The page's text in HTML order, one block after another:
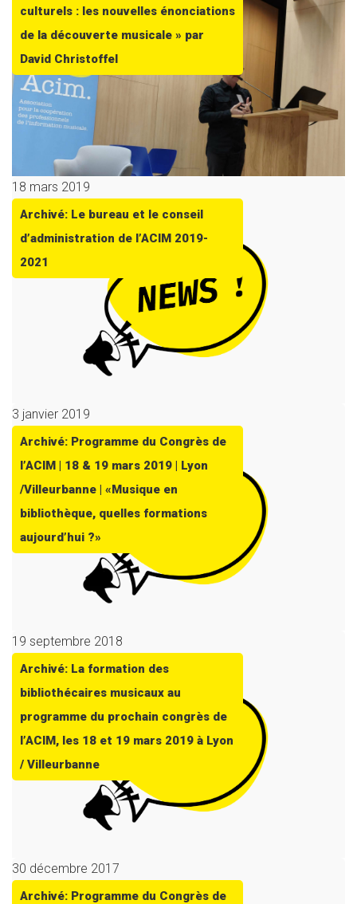
culturels : les nouvelles énonciations
de la découverte musicale » par
David Christoffel
18 mars 2019
Archivé: Le bureau et le conseil
d’administration de l’ACIM 2019-
2021
3 janvier 2019
Archivé: Programme du Congrès de
l’ACIM | 18 & 19 mars 2019 | Lyon
/Villeurbanne | «Musique en
bibliothèque, quelles formations
aujourd’hui ?»
19 septembre 2018
Archivé: La formation des
bibliothécaires musicaux au
programme du prochain congrès de
l’ACIM, les 18 et 19 mars 2019 à Lyon
/ Villeurbanne
30 décembre 2017
Archivé: Programme du Congrès de